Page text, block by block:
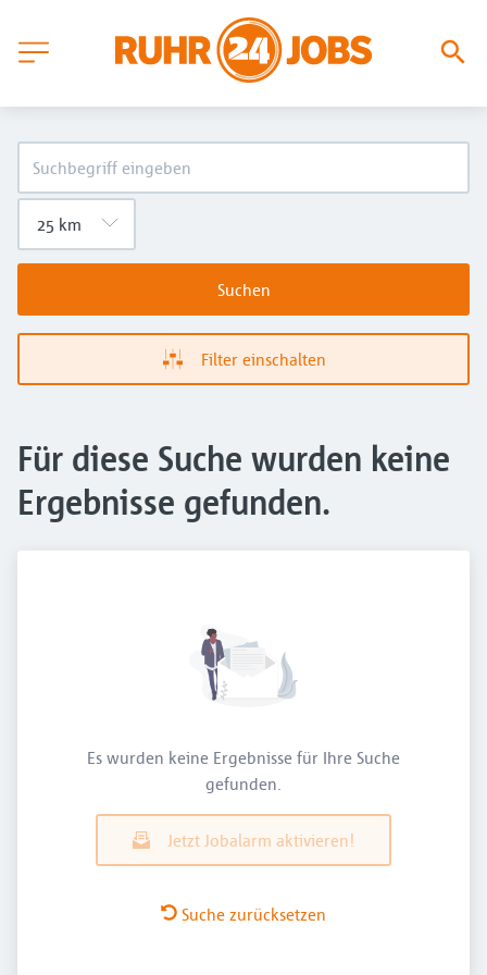
Suchen
Filter einschalten
Für diese Suche wurden keine
Ergebnisse gefunden.
Es wurden keine Ergebnisse für Ihre Suche
gefunden.
Jetzt Jobalarm aktivieren!
Suche zurücksetzen